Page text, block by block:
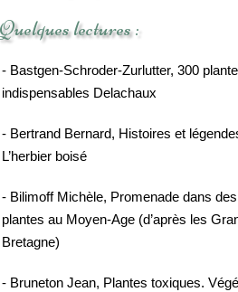
Quelques lectures :
- Bastgen-Schroder-Zurlutter, 300
indispensables Delachaux
- Bertrand Bernard, Histoires et
L’herbier boisé
- Bilimoff Michèle, Promenade dans
plantes au Moyen-Age (d’après les
Bretagne)
- Bruneton Jean, Plantes toxiques.